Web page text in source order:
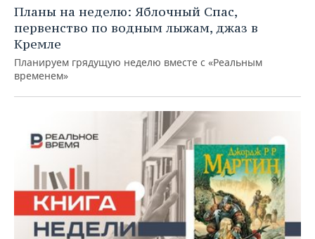
Планы на неделю: Яблочный Спас,
первенство по водным лыжам, джаз в
Кремле
Планируем грядущую неделю вместе с «Реальным
временем»